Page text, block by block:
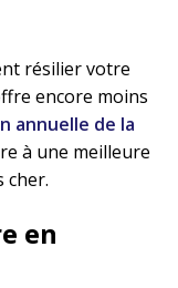
résilier votre
encore moins
annuelle de la
à une meilleure
cher.
en